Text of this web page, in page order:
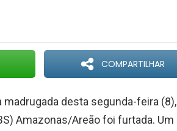
COMPARTILHAR
desta segunda-feira (8),
Amazonas/Areão foi furtada. Um